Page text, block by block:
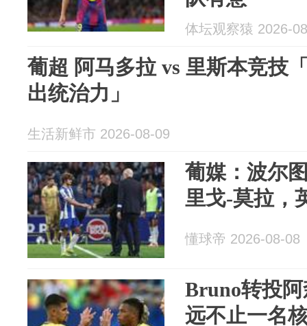
体坛观察猿 2026-
葡超 阿马多拉 vs 里斯本竞技
出统治力」
生活新鲜市 2026-08-09
葡媒：波尔
里戈-莫拉，
懂球帝 2026-08-08
Bruno转投
远不止一名